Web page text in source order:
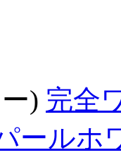
) 完全
ールホ